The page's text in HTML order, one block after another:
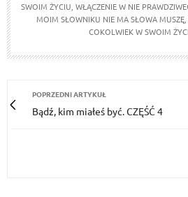
SWOIM ŻYCIU, WŁĄCZENIE W NIE
MOIM SŁOWNIKU NIE MA SŁOWA
COKOLWIEK W SWOIM
POPRZEDNI ARTYKUŁ
Bądź, kim miałeś być. CZĘŚĆ 4